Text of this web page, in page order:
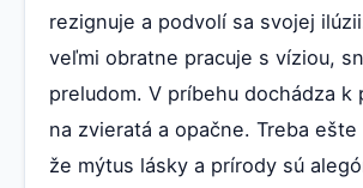
rezignuje a podvolí sa svojej
veľmi obratne pracuje s víziou,
preludom. V príbehu dochádza k
na zvieratá a opačne. Treba
že mýtus lásky a prírody sú